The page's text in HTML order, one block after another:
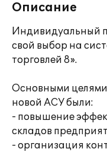
Описание
Индивидуальный
свой выбор на
торговлей 8».
Основными
новой АСУ были:
- повышение
складов
- организация